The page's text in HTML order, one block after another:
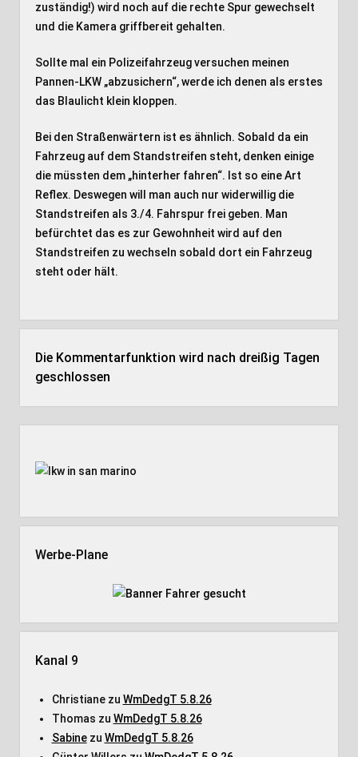
zuständig!) wird noch auf die rechte Spur gewechselt
und die Kamera griffbereit gehalten.
Sollte mal ein Polizeifahrzeug versuchen meinen
Pannen-LKW „abzusichern“, werde ich denen als erstes
das Blaulicht klein kloppen.
Bei den Straßenwärtern ist es ähnlich. Sobald da ein
Fahrzeug auf dem Standstreifen steht, denken einige
die müssten dem „hinterher fahren“. Ist so eine Art
Reflex. Deswegen will man auch nur widerwillig die
Standstreifen als 3./4. Fahrspur frei geben. Man
befürchtet das es zur Gewohnheit wird auf den
Standstreifen zu wechseln sobald dort ein Fahrzeug
steht oder hält.
Die Kommentarfunktion wird nach dreißig Tagen
geschlossen
Werbe-Plane
Kanal 9
Christianezu WmDedgT 5.8.26
Thomas zu WmDedgT 5.8.26
Sabinezu WmDedgT 5.8.26